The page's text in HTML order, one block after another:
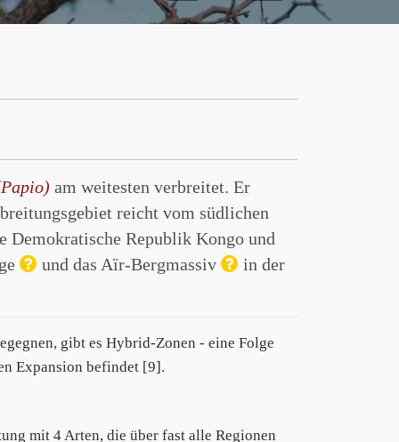
am weitesten verbreitet. Er
reicht vom südlichen
Demokratische Republik Kongo und
und das Aïr-Bergmassiv
in der
gibt es Hybrid-Zonen - eine Folge
Expansion befindet [9].
mit 4 Arten, die über fast alle Regionen